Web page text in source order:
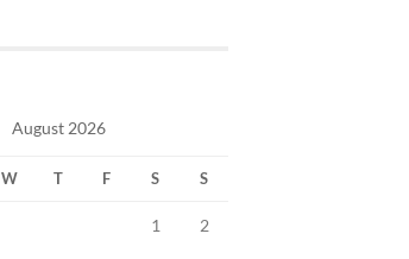
August 2026
W T F S S
1 2